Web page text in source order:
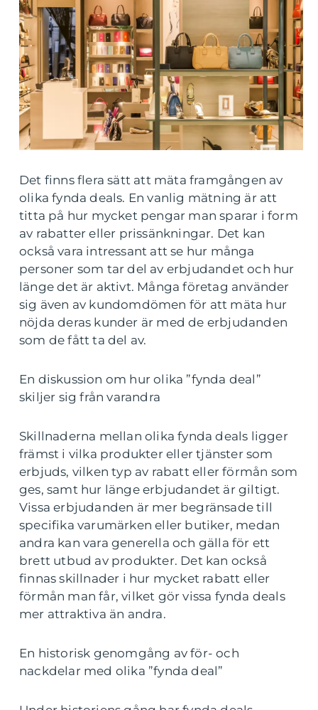
Det finns flera sätt att mäta framgången av
olika fynda deals. En vanlig mätning är att
titta på hur mycket pengar man sparar i form
av rabatter eller prissänkningar. Det kan
också vara intressant att se hur många
personer som tar del av erbjudandet och hur
länge det är aktivt. Många företag använder
sig även av kundomdömen för att mäta hur
nöjda deras kunder är med de erbjudanden
som de fått ta del av.
En diskussion om hur olika ”fynda deal”
skiljer sig från varandra
Skillnaderna mellan olika fynda deals ligger
främst i vilka produkter eller tjänster som
erbjuds, vilken typ av rabatt eller förmån som
ges, samt hur länge erbjudandet är giltigt.
Vissa erbjudanden är mer begränsade till
specifika varumärken eller butiker, medan
andra kan vara generella och gälla för ett
brett utbud av produkter. Det kan också
finnas skillnader i hur mycket rabatt eller
förmån man får, vilket gör vissa fynda deals
mer attraktiva än andra.
En historisk genomgång av för- och
nackdelar med olika ”fynda deal”